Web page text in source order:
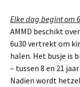
Elke dag begint om
AMMD beschikt
6u30 vertrekt om
halen. Het busje is
– tussen 8 en 21
Nadien wordt